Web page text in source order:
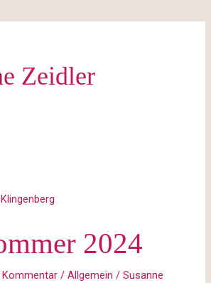
Zeidler
2024
Kommentar /Allgemein /Susanne